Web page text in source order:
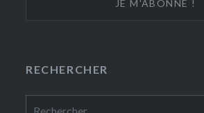
RECHERCHER